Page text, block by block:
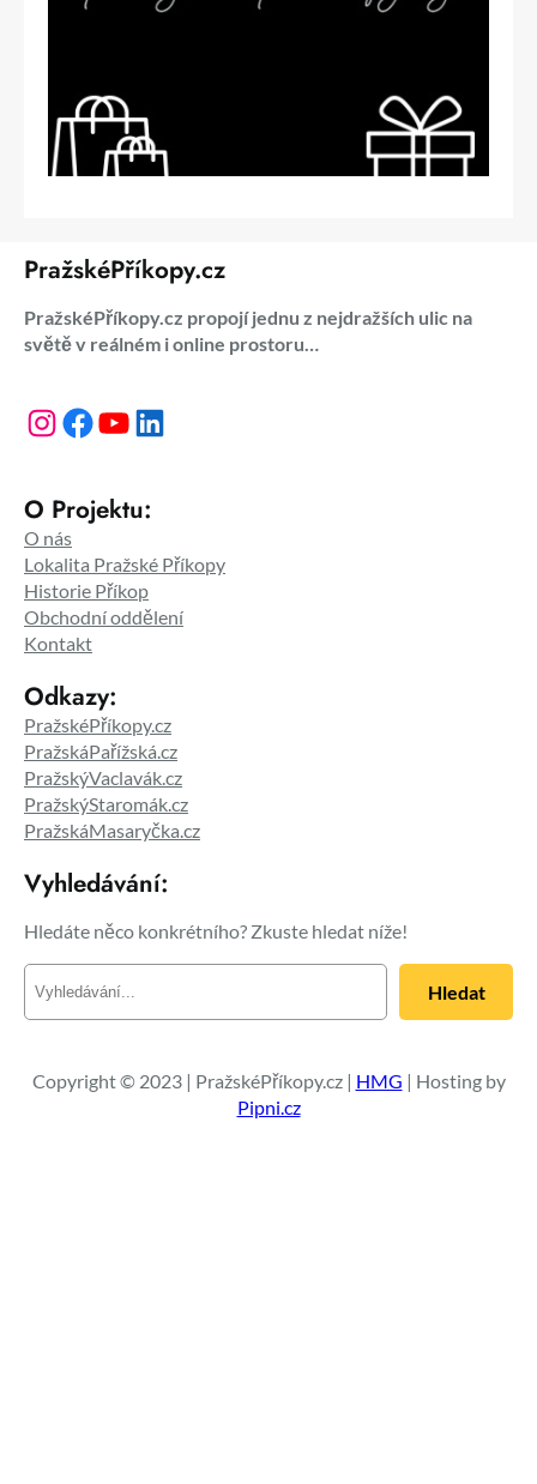
PražskéPříkopy.cz
PražskéPříkopy.cz propojí jednu z nejdražších ulic na
světě v reálném i online prostoru…
Instagram Facebook YouTube LinkedIn
O Projektu:
O nás
Lokalita Pražské Příkopy
Historie Příkop
Obchodní oddělení
Kontakt
Odkazy:
PražskéPříkopy.cz
PražskáPařížská.cz
PražskýVaclavák.cz
PražskýStaromák.cz
PražskáMasaryčka.cz
Vyhledávání:
Hledáte něco konkrétního? Zkuste hledat níže!
e
a
t
Hledat
Copyright © 2023 | PražskéPříkopy.cz | HMG | Hosting by
Pipni.cz